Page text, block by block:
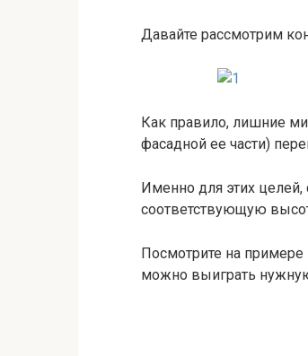
Давайте рассмотрим
Как правило, лишние
фасадной ее части)
Именно для этих
соответствующую
Посмотрите на примере
можно выиграть